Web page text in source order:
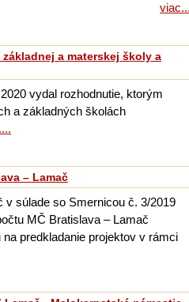
viac...
a materskej školy a
vydal rozhodnutie, ktorým
a základných školách
– Lamač
súlade so Smernicou č. 3/2019
MČ Bratislava – Lamač
predkladanie projektov v rámci